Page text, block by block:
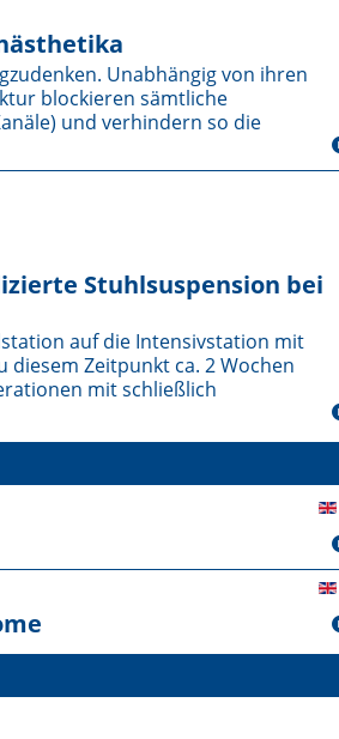
Unabhängig von ihren
blockieren sämtliche
und verhindern so die
Stuhlsuspension bei
auf die Intensivstation mit
diesem Zeitpunkt ca. 2 Wochen
mit schließlich